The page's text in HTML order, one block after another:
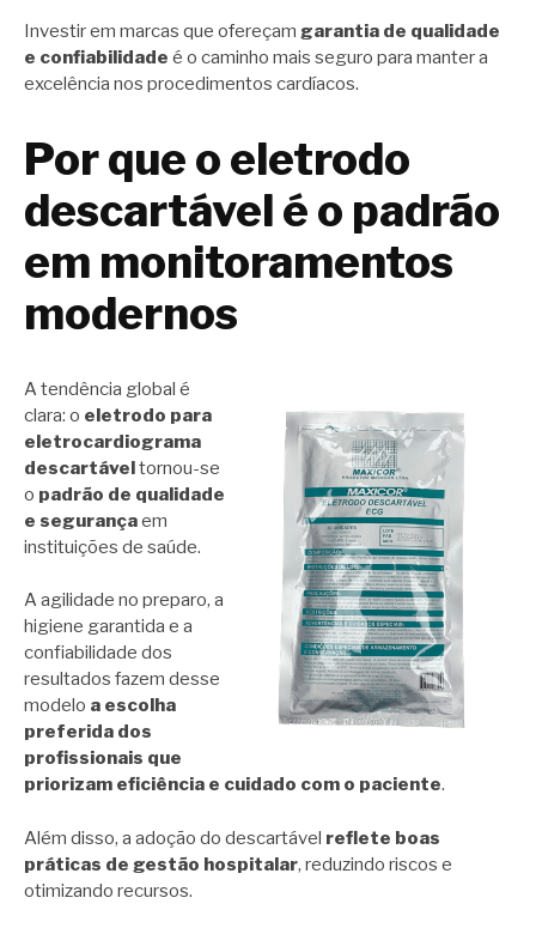
Investir em marcas que ofereçam garantia de qualidade
e confiabilidade é o caminho mais seguro para manter a
excelência nos procedimentos cardíacos.
Por que o eletrodo
descartável é o padrão
em monitoramentos
modernos
A tendência global é
clara: o eletrodo para
eletrocardiograma
descartáveltornou-se
o padrão de qualidade
e segurançaem
instituições de saúde.
A agilidade no preparo, a
higiene garantida e a
confiabilidade dos
resultados fazem desse
modelo a escolha
preferida dos
profissionais que
priorizam eficiência e cuidado com o paciente.
Além disso, a adoção do descartável reflete boas
práticas de gestão hospitalar, reduzindo riscos e
otimizando recursos.